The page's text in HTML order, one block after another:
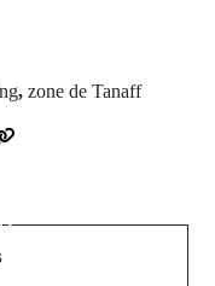
, zone de Tanaff